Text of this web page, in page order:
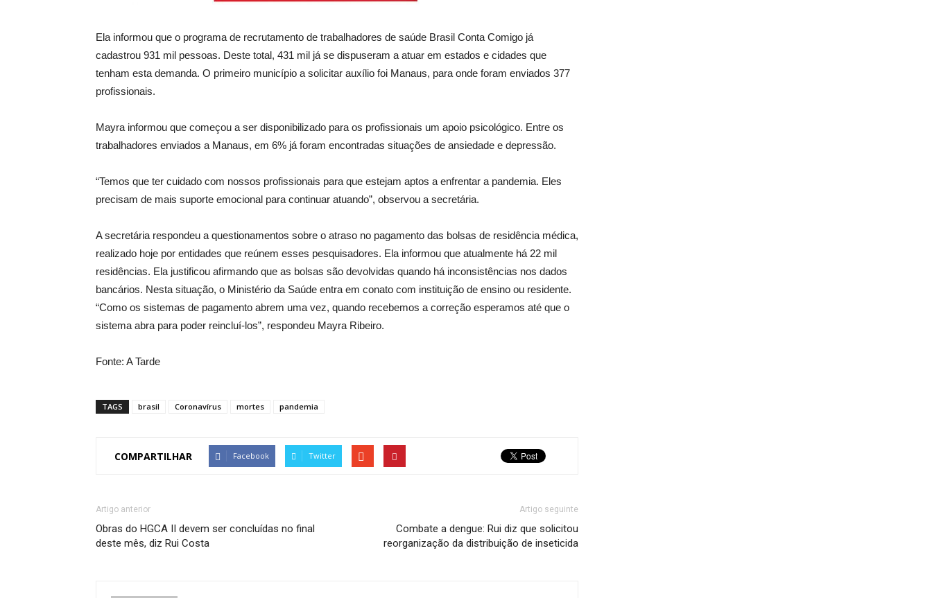
Ela informou que o programa de recrutamento de trabalhadores de saúde Brasil Conta Comigo já
cadastrou 931 mil pessoas. Deste total, 431 mil já se dispuseram a atuar em estados e cidades que
tenham esta demanda. O primeiro município a solicitar auxílio foi Manaus, para onde foram enviados 377
profissionais.
Mayra informou que começou a ser disponibilizado para os profissionais um apoio psicológico. Entre os
trabalhadores enviados a Manaus, em 6% já foram encontradas situações de ansiedade e depressão.
“Temos que ter cuidado com nossos profissionais para que estejam aptos a enfrentar a pandemia. Eles
precisam de mais suporte emocional para continuar atuando”, observou a secretária.
A secretária respondeu a questionamentos sobre o atraso no pagamento das bolsas de residência médica,
realizado hoje por entidades que reúnem esses pesquisadores. Ela informou que atualmente há 22 mil
residências. Ela justificou afirmando que as bolsas são devolvidas quando há inconsistências nos dados
bancários. Nesta situação, o Ministério da Saúde entra em conato com instituição de ensino ou residente.
“Como os sistemas de pagamento abrem uma vez, quando recebemos a correção esperamos até que o
sistema abra para poder reincluí-los”, respondeu Mayra Ribeiro.
Fonte: A Tarde
TAGS brasil Coronavírus mortes pandemia
COMPARTILHAR Facebook Twitter
Artigo anterior
Obras do HGCA II devem ser concluídas no final
deste mês, diz Rui Costa
Artigo seguinte
Combate a dengue: Rui diz que solicitou
reorganização da distribuição de inseticida